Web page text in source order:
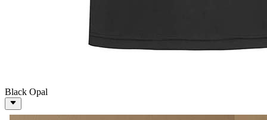
Black Opal